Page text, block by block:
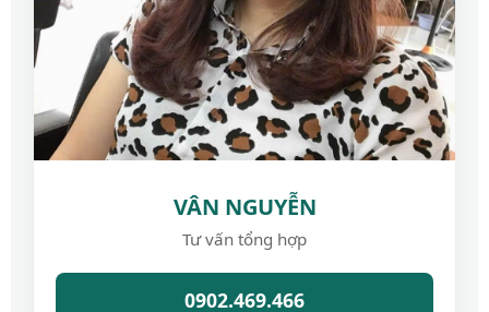
VÂN NGUYỄN
Tư vấn tổng hợp
0902.469.466